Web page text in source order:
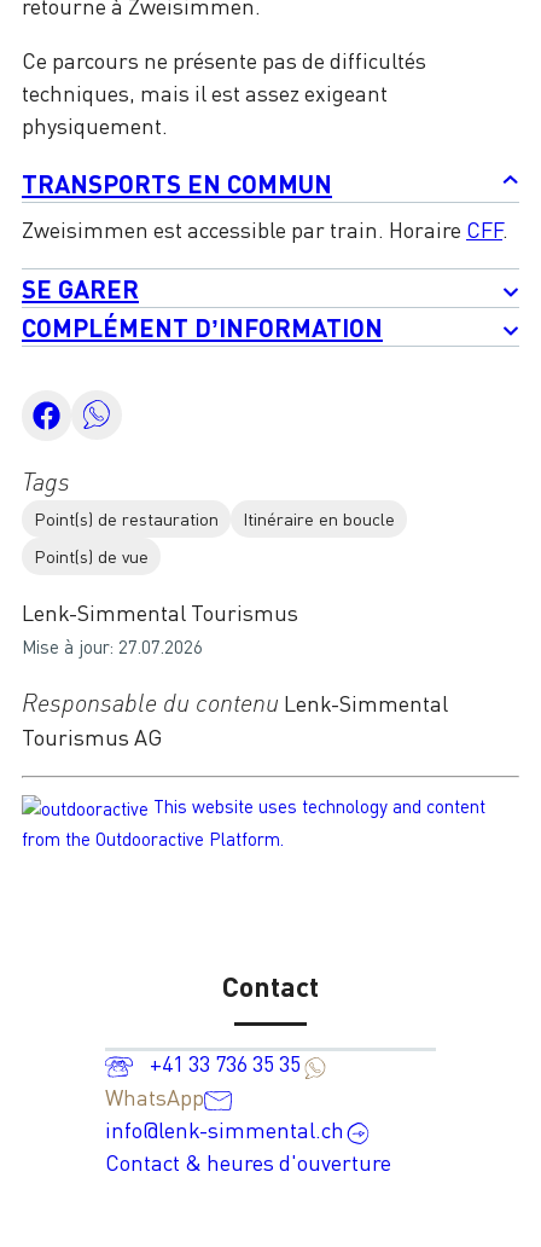
Tags
Point(s) de restauration
Itinéraire en boucle
Point(s) de vue
Lenk-Simmental Tourismus
Mise à jour: 27.07.2026
Responsable du contenu Lenk-Simmental
Tourismus AG
This website uses technology and content
from the Outdooractive Platform.
retourne à Zweisimmen.
Ce parcours ne présente pas de difficultés
techniques, mais il est assez exigeant
physiquement.
TRANSPORTS EN COMMUN
Zweisimmen est accessible par train. Horaire CFF.
SE GARER
COMPLÉMENT D’INFORMATION
Contact
+41 33 736 35 35
WhatsApp
info@lenk-simmental.ch
Contact & heures d'ouverture